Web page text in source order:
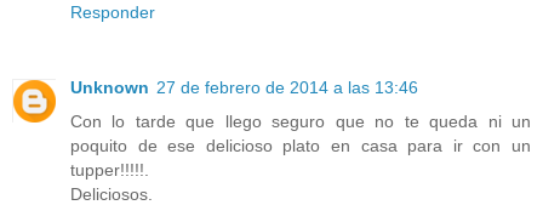
Responder
Unknown 27 de febrero de 2014 a las 13:46
Con lo tarde que llego seguro que no te queda ni un
poquito de ese delicioso plato en casa para ir con un
tupper!!!!!.
Deliciosos.